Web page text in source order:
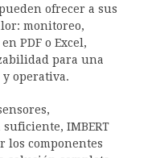
ofrecer a sus
monitoreo,
PDF o Excel,
para una
operativa.
IMBERT
los componentes